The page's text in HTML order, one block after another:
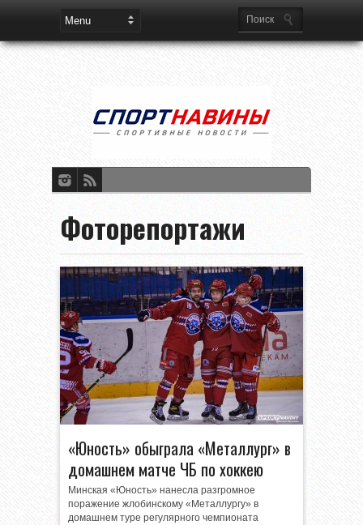
Фоторепортажи
«Юность» обыграла «Металлург» в
домашнем матче ЧБ по хоккею
Минская «Юность» нанесла разгромное
поражение жлобинскому «Металлургу» в
домашнем туре регулярного чемпионата